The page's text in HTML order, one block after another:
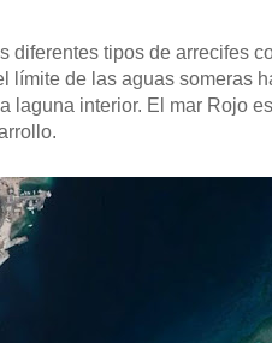
diferentes tipos de arrecifes
límite de las aguas someras
laguna interior. El mar Rojo